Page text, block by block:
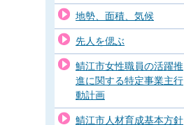
地勢、面積、気候
先人を偲ぶ
鯖江市女性職員の活躍推
進に関する特定事業主行
動計画
鯖江市人材育成基本方針